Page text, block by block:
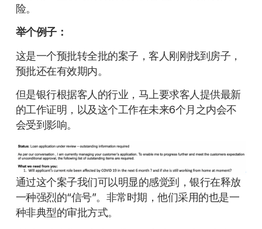
险。
举个例子：
这是一个预批转全批的案子，客人刚刚找到房子，
预批还在有效期内。
但是银行根据客人的行业，马上要求客人提供最新
的工作证明，以及这个工作在未来6个月之内会不
会受到影响。
通过这个案子我们可以明显的感觉到，银行在释放
一种强烈的“信号”。非常时期，他们采用的也是一
种非典型的审批方式。